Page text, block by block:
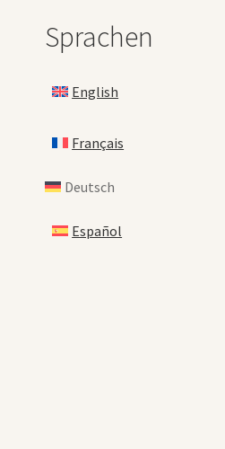
Sprachen
English
Français
Deutsch
Español